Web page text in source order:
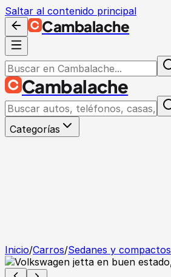
Saltar al contenido principal
Cambalache
Cambalache
Categorías
Inicio/Carros/Sedanes y compactos